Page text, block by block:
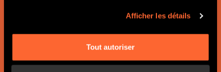
Afficher les détails
Tout autoriser
TÉLÉCHARGER VOTRE GUIDE
GRATUIT
TÉLÉCHARGER LE GUIDE